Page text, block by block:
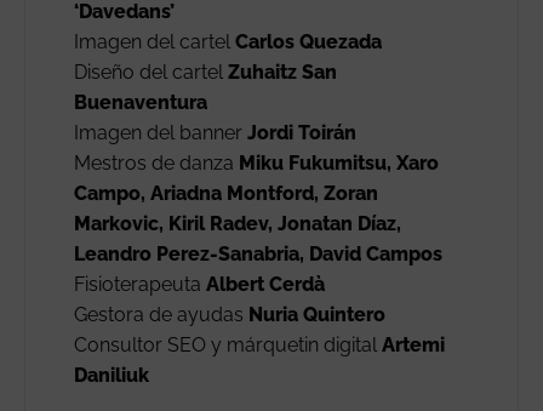
‘Davedans’
Imagen del cartel Carlos Quezada
Diseño del cartel Zuhaitz San
Buenaventura
Imagen del banner Jordi Toirán
Mestros de danza Miku Fukumitsu, Xaro
Campo, Ariadna Montford, Zoran
Markovic, Kiril Radev, Jonatan Díaz,
Leandro Perez-Sanabria, David Campos
Fisioterapeuta Albert Cerdà
Gestora de ayudas Nuria Quintero
Consultor SEO y márquetin digital Artemi
Daniliuk